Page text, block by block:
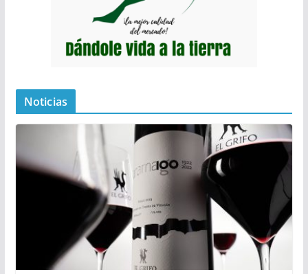
Noticias